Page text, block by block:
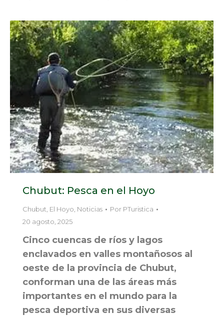
Chubut: Pesca en el Hoyo
Chubut, El Hoyo, Noticias Por PTuristica
20 agosto, 2025
Cinco cuencas de ríos y lagos
enclavados en valles montañosos al
oeste de la provincia de Chubut,
conforman una de las áreas más
importantes en el mundo para la
pesca deportiva en sus diversas